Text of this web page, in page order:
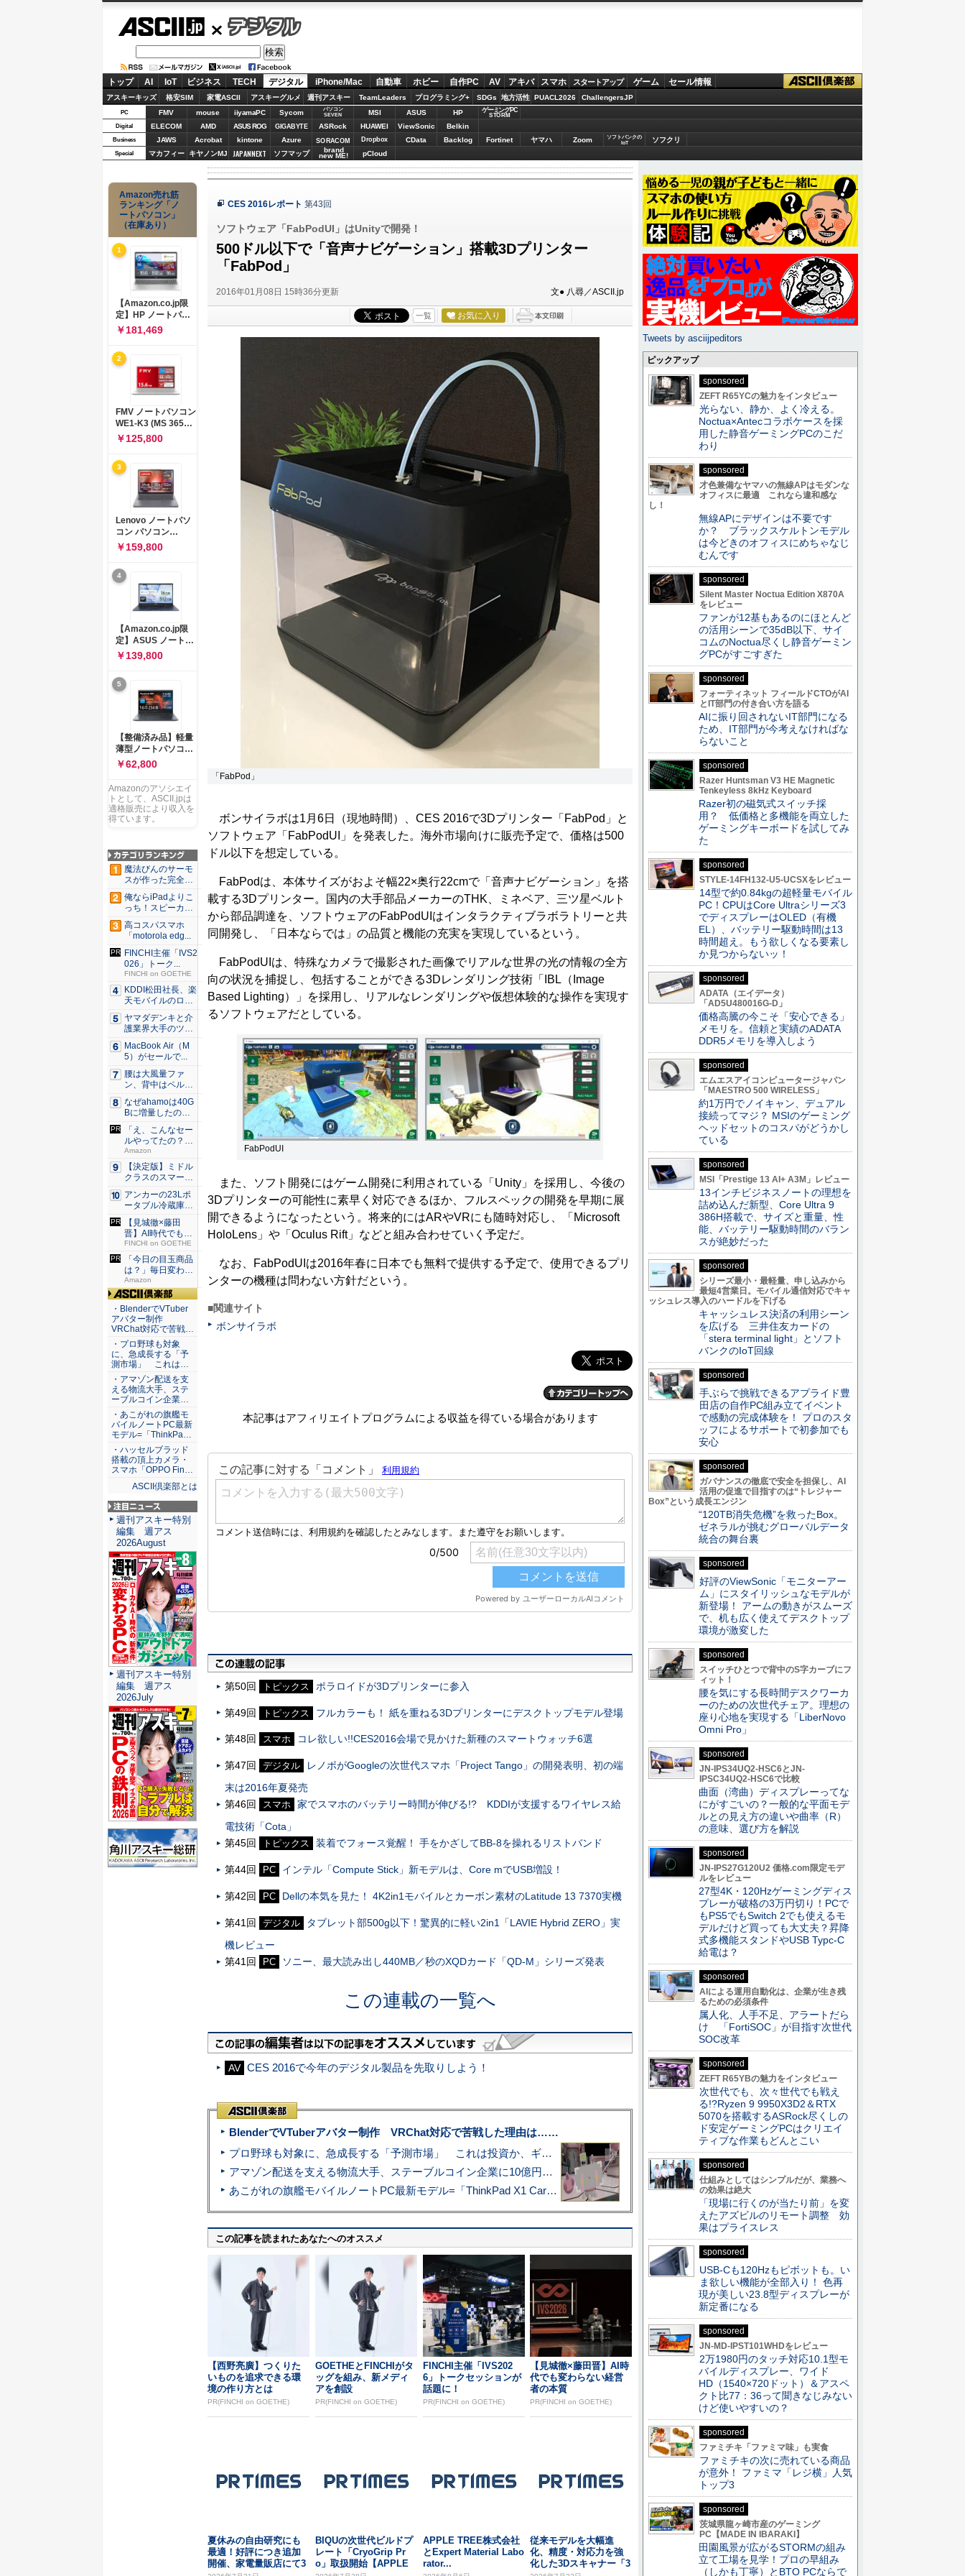
デジタル
トップ AI IoT ビジネス TECH デジタル iPhone/Mac 自動車 ホビー 自作PC AV アキバ スマホ スタートアップ ゲーム セール情報
アスキーキッズ 格安SIM 家電ASCII アスキーグルメ 週刊アスキー TeamLeaders プログラミング+ SDGs 地方活性 PUACL2026 ChallengersJP
PC FMV mouse iiyamaPC Sycom
パソコン
SEVEN
MSI ASUS HP ゲーミングPC
STORM
Digital ELECOM AMD ASUS ROG GIGABYTE ASRock HUAWEI ViewSonic Belkin
Business JAWS Acrobat kintone Azure SORACOM Dropbox CData Backlog Fortinet ヤマハ Zoom
ソフトバンクの
IoT
ソフクリ
Special マカフィー キヤノンMJ JAPANNEXT ソフマップ brand
new ME! pCloud
CES 2016レポート 第43回
ソフトウェア「FabPodUI」はUnityで開発！
500ドル以下で「音声ナビゲーション」搭載3Dプリンター
「FabPod」
2016年01月08日 15時36分更新 文● 八尋／ASCII.jp
一覧 お気に入り
「FabPod」
ボンサイラボは1月6日（現地時間）、CES 2016で3Dプリンター「FabPod」と
ソフトウェア「FabPodUI」を発表した。海外市場向けに販売予定で、価格は500
ドル以下を想定している。
FabPodは、本体サイズがおよそ幅22×奥行22cmで「音声ナビゲーション」を搭
載する3Dプリンター。国内の大手部品メーカーのTHK、ミネベア、三ツ星ベルト
から部品調達を、ソフトウェアのFabPodUIはインタラクティブラボラトリーと共
同開発し、「日本ならでは」の品質と機能の充実を実現しているという。
FabPodUIは、特殊なカメラで撮影された画像でリアルな世界の光の情報の全方
向の状況を捕捉し、包括することができる3Dレンダリング技術「IBL（Image
Based Lighting）」を採用し、リアルなレンダリングや仮想体験的な操作を実現す
るソフトウェアだとしている。
FabPodUI
また、ソフト開発にはゲーム開発に利用されている「Unity」を採用し、今後の
3Dプリンターの可能性に素早く対応できるほか、フルスペックの開発を早期に展
開できるようになったという。将来的にはARやVRにも随時対応し、「Microsoft
HoloLens」や「Oculus Rift」などと組み合わせていく予定だ。
なお、FabPodUIは2016年春に日本でも無料で提供する予定で、使用できるプリ
ンターの機種は問わない方針だという。
■関連サイト
ボンサイラボ
本記事はアフィリエイトプログラムによる収益を得ている場合があります
第50回 トピックス ポラロイドが3Dプリンターに参入
第49回 トピックス フルカラーも！ 紙を重ねる3Dプリンターにデスクトップモデル登場
第48回 スマホ コレ欲しい!!CES2016会場で見かけた新種のスマートウォッチ6選
第47回 デジタル
レノボがGoogleの次世代スマホ「Project Tango」の開発表明、初の端
末は2016年夏発売
第46回
スマホ
家でスマホのバッテリー時間が伸びる!? KDDIが支援するワイヤレス給
電技術「Cota」
第45回
トピックス 装着でフォース覚醒！ 手をかざしてBB-8を操れるリストバンド
第44回 PC インテル「Compute Stick」新モデルは、Core mでUSB増設！
第42回 PC Dellの本気を見た！ 4K2in1モバイルとカーボン素材のLatitude 13 7370実機
第41回 デジタル
タブレット部500g以下！驚異的に軽い2in1「LAVIE Hybrid ZERO」実
機レビュー
第41回
PC ソニー、最大読み出し440MB／秒のXQDカード「QD-M」シリーズ発表
この連載の一覧へ
AV CES 2016で今年のデジタル製品を先取りしよう！
BlenderでVTuberアバター制作 VRChat対応で苦戦した理由は……
プロ野球も対象に、急成長する「予測市場」 これは投資か、ギャンブルか
アマゾン配送を支える物流大手、ステーブルコイン企業に10億円投資のワケ
あこがれの旗艦モバイルノートPC最新モデル=「ThinkPad X1 Carbon Gen 14 Aura Edition」実機レビュー
この記事を読まれたあなたへのオススメ
【西野亮廣】つくりた
いものを追求できる環
境の作り方とは
PR(FINCHI on GOETHE)
GOETHEとFINCHIがタ
ッグを組み、新メディ
アを創設
PR(FINCHI on GOETHE)
FINCHI主催「IVS202
6」トークセッションが
話題に！
PR(FINCHI on GOETHE)
【見城徹×藤田晋】AI時
代でも変わらない経営
者の本質
PR(FINCHI on GOETHE)
夏休みの自由研究にも
最適！好評につき追加
開催、家電量販店にて3
BIQUの次世代ビルドプ
レート「CryoGrip Pr
o」取扱開始【APPLE
APPLE TREE株式会社
とExpert Material Labo
rator...
従来モデルを大幅進
化、精度・対応力を強
化した3Dスキャナー「3
Amazon売れ筋
ランキング「ノ
ートパソコン」
（在庫あり）
1
【Amazon.co.jp限
定】HP ノートパソ
コン 15-fd 15.6イン
チ インテル Core 5
120U メモリ16GB
SSD512GB
Windows 11
Microsoft Office
2024搭載 WPS
Office搭載 カメラシ
ャッター 指紋認証 薄
型 Copilotキー搭載
ナチュラルシルバー
￥181,469
2
FMV ノートパソコン
WE1-K3 (MS 365
Personal/Copilotキ
ー搭載/Win 11/15.6
型/Core
i5/16GB/SSD
512GB/ホワイト)
FMVWK3E15W_AZ
￥125,800
3
Lenovo ノートパソ
コン パソコン
IdeaPad Slim 3 14.0
インチ AMD
Ryzen™ 5 8640HS
メモリ16GB
SSD512GB
Microsoft 365 試用
版 Windows11 バッ
テリー駆動12.6時間
重量1.39kg ルナグレ
ー 83K9003JJP ノー
トPC
￥159,800
4
【Amazon.co.jp限
定】ASUS ノートパ
ソコン Vivobook 15
M1502NAQ 15.6イ
ンチ AMD Ryzen 7
170 メモリ16GB
SSD 512GB
Microsoft 365
Personal (24か月版)
搭載 Windows 11 重
量1.7kg Wi-Fi 6E ク
ワイエットブルー
M1502NAQ-
￥139,800
5
【整備済み品】軽量
薄型ノートパソコン
dynabook G83 ■
13.3型
FHD(1920x1080) -
高性能第11世代Core
i5-1135G7 - メモリ
16GB - SSD 256GB
USB Type-C - MS
Office 2021 - Win11
搭載
￥62,800
Amazonのアソシエイ
トとして、ASCII.jpは
適格販売により収入を
得ています。
魔法びんのサーモ
スが作った完全遮
光100...
俺ならiPadよりこ
っち！スピーカー
9個...
高コスパスマホ
「motorola edg...
FINCHI主催「IVS2
026」トーク...
FINCHI on GOETHE
KDDI松田社長、楽
天モバイルのロー
ミン...
ヤマダデンキと介
護業界大手のツク
イが協業...
MacBook Air（M
5）がセールで...
腰は大風量ファ
ン、背中はペルチ
ェ冷却。ダ...
なぜahamoは40G
Bに増量したの
か ...
「え、こんなセー
ルやってたの？」
80％O...
Amazon
【決定版】ミドル
クラスのスマート
フォンの...
アンカーの23Lポ
ータブル冷蔵庫が
Ama...
【見城徹×藤田
晋】AI時代でも変
わらない...
FINCHI on GOETHE
「今日の目玉商品
は？」毎日変わる
Amaz...
Amazon
ASCII倶楽部
・BlenderでVTuber
アバター制作
VRChat対応で苦戦…
・プロ野球も対象
に、急成長する「予
測市場」 これは…
・アマゾン配送を支
える物流大手、ステ
ーブルコイン企業…
・あこがれの旗艦モ
バイルノートPC最新
モデル=「ThinkPa…
・ハッセルブラッド
搭載の頂上カメラ・
スマホ「OPPO Fin…
ASCII倶楽部とは
注目ニュース
週刊アスキー特別
編集 週アス
2026August
週刊アスキー特別
編集 週アス
2026July
Tweets by asciijpeditors
ピックアップ
sponsored
ZEFT R65YCの魅力をインタビュー
光らない、静か、よく冷える。
Noctua×Antecコラボケースを採
用した静音ゲーミングPCのこだ
わり
sponsored
才色兼備なヤマハの無線APはモダンな
オフィスに最適 これなら違和感な
し！
無線APにデザインは不要です
か？ ブラックスケルトンモデル
は今どきのオフィスにめちゃなじ
むんです
sponsored
Silent Master Noctua Edition X870A
をレビュー
ファンが12基もあるのにほとんど
の活用シーンで35dB以下、サイ
コムのNoctua尽くし静音ゲーミン
グPCがすごすぎた
sponsored
フォーティネット フィールドCTOがAI
とIT部門の付き合い方を語る
AIに振り回されないIT部門になる
ため、IT部門が今考えなければな
らないこと
sponsored
Razer Huntsman V3 HE Magnetic
Tenkeyless 8kHz Keyboard
Razer初の磁気式スイッチ採
用？ 低価格と多機能を両立した
ゲーミングキーボードを試してみ
た
sponsored
STYLE-14FH132-U5-UCSXをレビュー
14型で約0.84kgの超軽量モバイル
PC！CPUはCore Ultraシリーズ3
でディスプレーはOLED（有機
EL）、バッテリー駆動時間は13
時間超え。もう欲しくなる要素し
か見つからないッ！
sponsored
ADATA（エイデータ）
「AD5U480016G-D」
価格高騰の今こそ「安心できる」
メモリを。信頼と実績のADATA
DDR5メモリを導入しよう
sponsored
エムエスアイコンピュータージャパン
「MAESTRO 500 WIRELESS」
約1万円でノイキャン、デュアル
接続ってマジ？ MSIのゲーミング
ヘッドセットのコスパがどうかし
ている
sponsored
MSI「Prestige 13 AI+ A3M」レビュー
13インチビジネスノートの理想を
詰め込んだ新型、Core Ultra 9
386H搭載で、サイズと重量、性
能、バッテリー駆動時間のバラン
スが絶妙だった
sponsored
シリーズ最小・最軽量、申し込みから
最短4営業日。モバイル通信対応でキャ
ッシュレス導入のハードルを下げる
キャッシュレス決済の利用シーン
を広げる 三井住友カードの
「stera terminal light」とソフト
バンクのIoT回線
sponsored
手ぶらで挑戦できるアプライド豊
田店の自作PC組み立てイベント
で感動の完成体験を！ プロのスタ
ッフによるサポートで初参加でも
安心
sponsored
ガバナンスの徹底で安全を担保し、AI
活用の促進で目指すのは“トレジャー
Box”という成長エンジン
“120TB消失危機”を救ったBox。
ゼネラルが挑むグローバルデータ
統合の舞台裏
sponsored
好評のViewSonic「モニターアー
ム」にスタイリッシュなモデルが
新登場！ アームの動きがスムーズ
で、机も広く使えてデスクトップ
環境が激変した
sponsored
スイッチひとつで背中のS字カーブにフ
ィット！
腰を気にする長時間デスクワーカ
ーのための次世代チェア。理想の
座り心地を実現する「LiberNovo
Omni Pro」
sponsored
JN-IPS34UQ2-HSC6とJN-
IPSC34UQ2-HSC6で比較
曲面（湾曲）ディスプレーってな
にがすごいの？一般的な平面モデ
ルとの見え方の違いや曲率（R）
の意味、選び方を解説
sponsored
JN-IPS27G120U2 価格.com限定モデ
ルをレビュー
27型4K・120Hzゲーミングディス
プレーが破格の3万円切り！PCで
もPS5でもSwitch 2でも使えるモ
デルだけど買っても大丈夫？昇降
式多機能スタンドやUSB Typc-C
給電は？
sponsored
AIによる運用自動化は、企業が生き残
るための必須条件
属人化、人手不足、アラートだら
け 「FortiSOC」が目指す次世代
SOC改革
sponsored
ZEFT R65YBの魅力をインタビュー
次世代でも、次々世代でも戦え
る!?Ryzen 9 9950X3D2＆RTX
5070を搭載するASRock尽くしの
ド安定ゲーミングPCはクリエイ
ティブな作業もどんとこい
sponsored
仕組みとしてはシンプルだが、業務へ
の効果は絶大
「現場に行くのが当たり前」を変
えたアズビルのリモート調整 効
果はプライスレス
sponsored
USB-Cも120Hzもピボットも。い
ま欲しい機能が全部入り！ 色再
現が美しい23.8型ディスプレーが
新定番になる
sponsored
JN-MD-IPST101WHDをレビュー
2万1980円のタッチ対応10.1型モ
バイルディスプレー、ワイド
HD（1540×720ドット）＆アスペ
クト比77：36って聞きなじみない
けど使いやすいの？
sponsored
ファミチキ「ファミマ味」も実食
ファミチキの次に売れている商品
が意外！ ファミマ「レジ横」人気
トップ3
sponsored
茨城県龍ヶ崎市産のゲーミング
PC【MADE IN IBARAKI】
田園風景が広がるSTORMの組み
立て工場を見学！プロの早組み
（しかも丁寧）とBTO PCならで